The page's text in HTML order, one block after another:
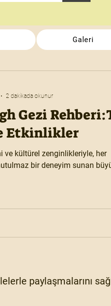
Galeri
Gezi
Etkinlikler
ve kültürel zenginlikleriyle, her
bir deneyim sunan
2 dakikada okunur
paylaşmalarını